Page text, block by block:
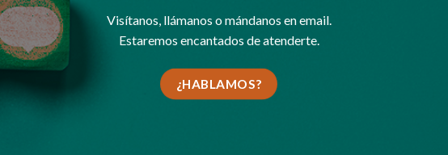
Visítanos, llámanos omándanos en email.
Estaremos encantados de atenderte.
¿HABLAMOS?